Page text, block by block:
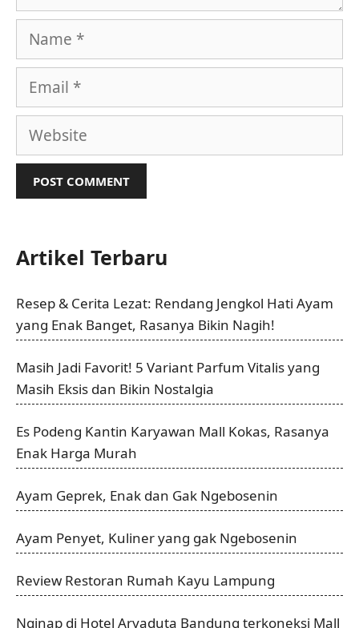
Name
Email
Website
Artikel Terbaru
Resep & Cerita Lezat: Rendang Jengkol Hati Ayam
yang Enak Banget, Rasanya Bikin Nagih!
Masih Jadi Favorit! 5 Variant Parfum Vitalis yang
Masih Eksis dan Bikin Nostalgia
Es Podeng Kantin Karyawan Mall Kokas, Rasanya
Enak Harga Murah
Ayam Geprek, Enak dan Gak Ngebosenin
Ayam Penyet, Kuliner yang gak Ngebosenin
Review Restoran Rumah Kayu Lampung
Nginap di Hotel Aryaduta Bandung terkoneksi Mall